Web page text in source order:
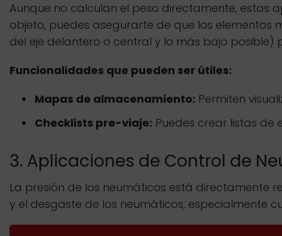
Aunque no calculan el peso directamente, estas
objeto, puedes asegurarte de que los
del eje delantero o central y lo más bajo posible)
Funcionalidades que pueden ser útiles:
Mapas de almacenamiento: Permiten
Checklists pre-viaje: Puedes crear listas
3. Aplicaciones de Control de
La presión de los neumáticos está directamente
y el desgaste de los neumáticos, especialmente